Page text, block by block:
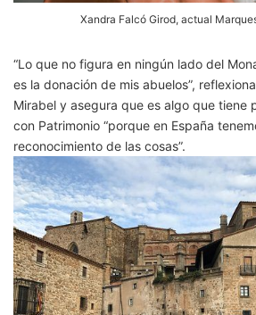
Xandra Falcó Girod, actual
“Lo que no figura en ningún lado del
es la donación de mis abuelos”,
Mirabel y asegura que es algo que tiene
con Patrimonio “porque en España
reconocimiento de las cosas”.